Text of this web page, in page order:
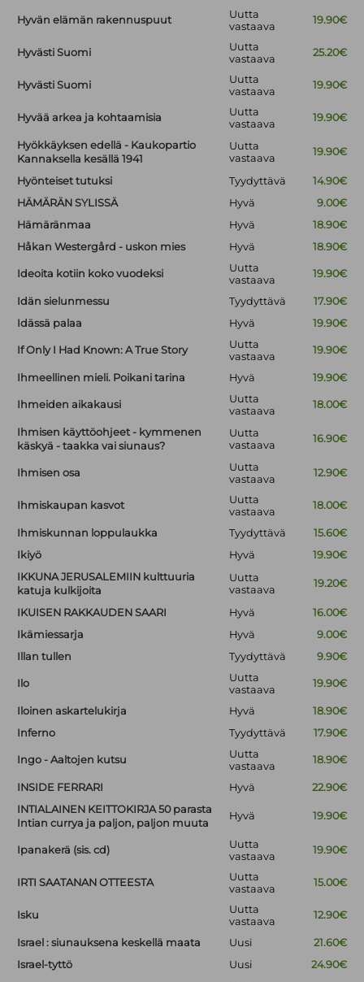
Hyvän elämän rakennuspuut
Uutta
vastaava
19.90€
Hyvästi Suomi
Uutta
vastaava
25.20€
Hyvästi Suomi
Uutta
vastaava
19.90€
Hyvää arkea ja kohtaamisia
Uutta
vastaava
19.90€
Hyökkäyksen edellä - Kaukopartio
Kannaksella kesällä 1941
Uutta
vastaava
19.90€
Hyönteiset tutuksi Tyydyttävä
14.90€
HÄMÄRÄN SYLISSÄ
Hyvä
9.00€
Hämäränmaa
Hyvä
18.90€
Håkan Westergård - uskon mies
Hyvä 18.90€
Ideoita kotiin koko vuodeksi
Uutta
vastaava
19.90€
Idän sielunmessu Tyydyttävä
17.90€
Idässä palaa
Hyvä 19.90€
If Only I Had Known: A True Story
Uutta
vastaava
19.90€
Ihmeellinen mieli. Poikani tarina Hyvä 19.90€
Ihmeiden aikakausi
Uutta
vastaava
18.00€
Ihmisen käyttöohjeet - kymmenen
käskyä - taakka vai siunaus?
Uutta
vastaava
16.90€
Ihmisen osa
Uutta
vastaava
12.90€
Ihmiskaupan kasvot
Uutta
vastaava
18.00€
Ihmiskunnan loppulaukka Tyydyttävä
15.60€
Ikiyö
Hyvä
19.90€
IKKUNA JERUSALEMIIN kulttuuria
katuja kulkijoita
Uutta
vastaava
19.20€
IKUISEN RAKKAUDEN SAARI Hyvä
16.00€
Ikämiessarja
Hyvä
9.00€
Illan tullen
Tyydyttävä 9.90€
Ilo
Uutta
vastaava
19.90€
Iloinen askartelukirja Hyvä
18.90€
Inferno
Tyydyttävä 17.90€
Ingo - Aaltojen kutsu
Uutta
vastaava
18.90€
INSIDE FERRARI Hyvä
22.90€
INTIALAINEN KEITTOKIRJA 50 parasta
Intian currya ja paljon, paljon muuta
Hyvä 19.90€
Ipanakerä (sis. cd)
Uutta
vastaava
19.90€
IRTI SAATANAN OTTEESTA
Uutta
vastaava
15.00€
Isku
Uutta
vastaava
12.90€
Israel : siunauksena keskellä maata Uusi
21.60€
Israel-tyttö
Uusi 24.90€